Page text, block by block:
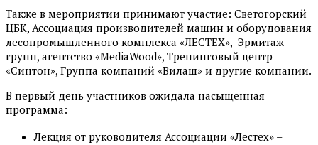
Также в мероприятии принимают участие: Светогорский
ЦБК, Ассоциация производителей машин и оборудования
лесопромышленного комплекса «ЛЕСТЕХ», Эрмитаж
групп, агентство «MediaWood», Тренинговый центр
«Синтон», Группа компаний «Вилаш» и другие компании.
В первый день участников ожидала насыщенная
программа:
Лекция от руководителя Ассоциации «Лестех» –